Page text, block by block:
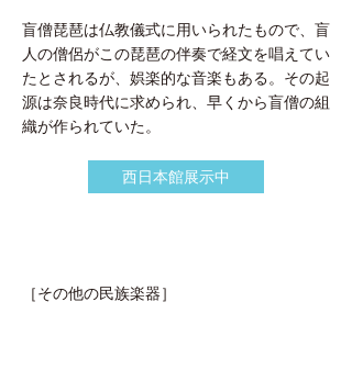
盲僧琵琶は仏教儀式に用いられたもので、盲
人の僧侶がこの琵琶の伴奏で経文を唱えてい
たとされるが、娯楽的な音楽もある。その起
源は奈良時代に求められ、早くから盲僧の組
織が作られていた。
西日本館展示中
［その他の民族楽器］